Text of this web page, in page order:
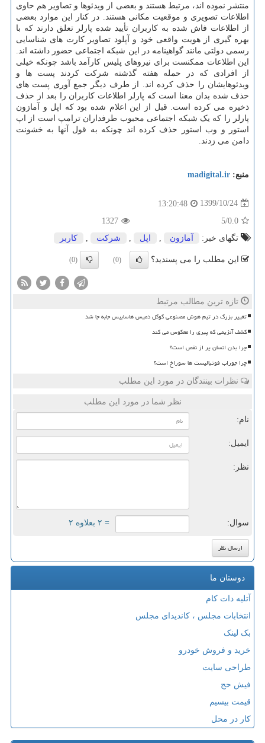
منتشر نموده اند، مرتبط هستند و بعضی از ویدئوها و تصاویر هم حاوی
اطلاعات تصویری و موقعیت مکانی هستند. در کنار این موارد بعضی
از اطلاعات فاش شده به کاربران تأیید شده پارلر تعلق دارند که با
بهره گیری از هویت واقعی خود و آپلود تصاویر کارت های شناسایی
رسمی دولتی مانند گواهینامه در این شبکه اجتماعی حضور داشته اند.
این اطلاعات ممکنست برای نیروهای پلیس کارآمد باشد چونکه خیلی
از افرادی که در حمله هفته گذشته شرکت کردند پست ها و
ویدئوهایشان را حذف کرده اند. از طرف دیگر جمع آوری پست های
حذف شده بدان معنا است که پارلر اطلاعات کاربران را بعد از حذف
ذخیره می کرده است. قبل از این اعلام شده بود که اپل و آمازون
پارلر را که یک شبکه اجتماعی محبوب طرفداران ترامپ است از اپ
استور و وب استور حذف کرده اند چونکه به قول آنها به خشونت
دامن می زدند.
منبع: madigital.ir
1399/10/24
13:20:48
0.0
/5
1327
تگهای خبر:
آمازون اپل شركت كاربر
این مطلب را می پسندید؟ (0)
(0)
تازه ترین مطالب مرتبط
تغییر بزرگ در تیم هوش مصنوعی گوگل دمیس هاسابیس جابه جا شد
کشف آنزیمی که پیری را معکوس می کند
چرا بدن انسان پر از نقص است؟
چرا جوراب فوتبالیست ها سوراخ است؟
نظرات بینندگان در مورد این مطلب
نظر شما در مورد این مطلب
نام:
ایمیل:
نظر:
سوال: = ۲ بعلاوه ۲
دوستان ما
آتلیه دات کام
انتخابات مجلس ، کاندیدای مجلس
بک لینک
خرید و فروش خودرو
طراحی سایت
فیش حج
قیمت بیسیم
کار در محل